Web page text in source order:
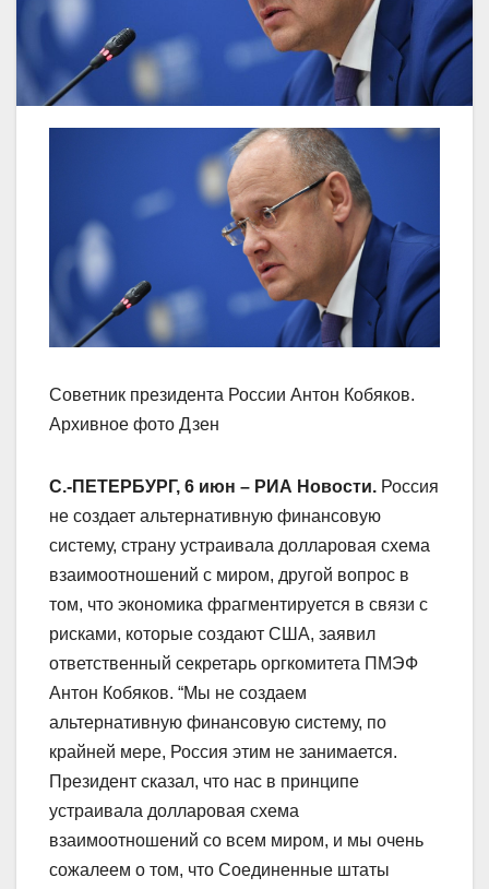
Советник президента России Антон Кобяков.
Архивное фото Дзен
С.-ПЕТЕРБУРГ, 6 июн – РИА Новости. Россия
не создает альтернативную финансовую
систему, страну устраивала долларовая схема
взаимоотношений с миром, другой вопрос в
том, что экономика фрагментируется в связи с
рисками, которые создают США, заявил
ответственный секретарь оргкомитета ПМЭФ
Антон Кобяков. “Мы не создаем
альтернативную финансовую систему, по
крайней мере, Россия этим не занимается.
Президент сказал, что нас в принципе
устраивала долларовая схема
взаимоотношений со всем миром, и мы очень
сожалеем о том, что Соединенные штаты